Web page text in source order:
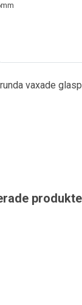
vaxade